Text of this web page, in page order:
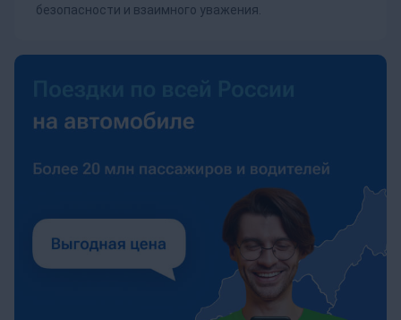
безопасности и взаимного уважения.